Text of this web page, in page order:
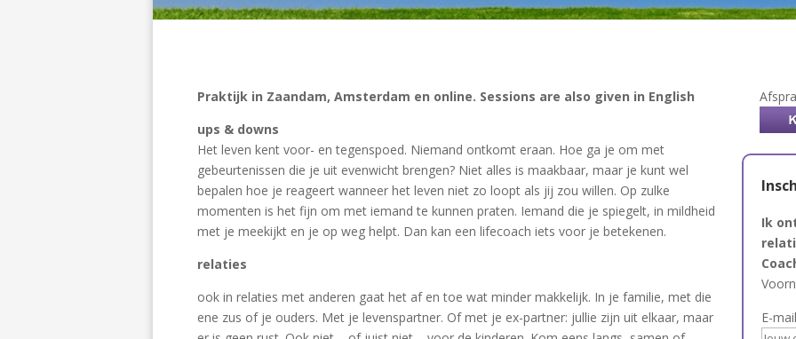
Praktijk in Zaandam, Amsterdam en online. Sessions are also given in English
ups & downs
Het leven kent voor- en tegenspoed. Niemand ontkomt eraan. Hoe ga je om met
gebeurtenissen die je uit evenwicht brengen? Niet alles is maakbaar, maar je kunt wel
bepalen hoe je reageert wanneer het leven niet zo loopt als jij zou willen. Op zulke
momenten is het fijn om met iemand te kunnen praten. Iemand die je spiegelt, in mildheid
met je meekijkt en je op weg helpt. Dan kan een lifecoach iets voor je betekenen.
relaties
ook in relaties met anderen gaat het af en toe wat minder makkelijk. In je familie, met die
ene zus of je ouders. Met je levenspartner. Of met je ex-partner: jullie zijn uit elkaar, maar
Ik
E-